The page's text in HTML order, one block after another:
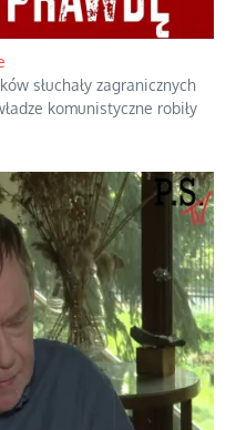
słuchały zagranicznych
komunistyczne robiły